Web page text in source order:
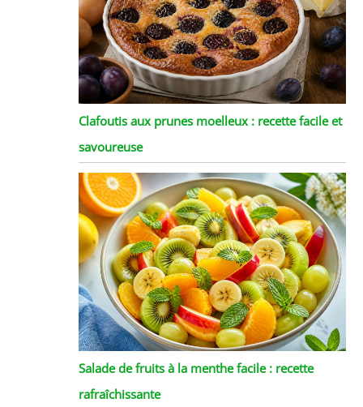
Clafoutis aux prunes moelleux : recette facile et
savoureuse
Salade de fruits à la menthe facile : recette
rafraîchissante